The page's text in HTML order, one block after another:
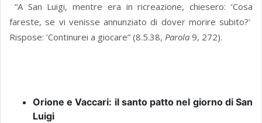
“A San Luigi, mentre era in ricreazione, chiesero: ‘Cosa
fareste, se vi venisse annunziato di dover morire subito?’
Rispose: ‘Continurei a giocare” (8.5.38, Parola 9, 272).
Orione e Vaccari: il santo patto nel giorno di San
Luigi